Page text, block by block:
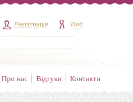
Реєстрація Вхід
Про нас Відгуки Контакти